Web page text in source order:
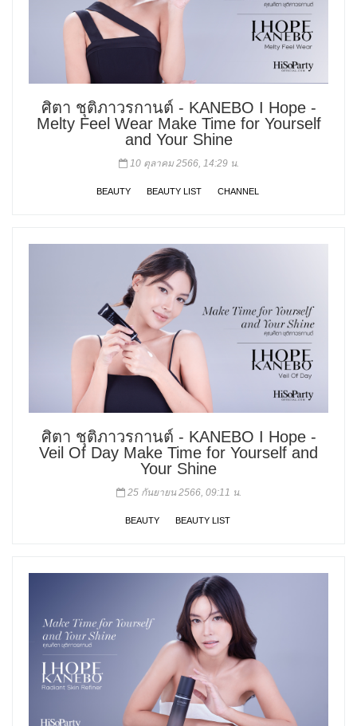
ศิตา ชุติภาวรกานต์ - KANEBO I Hope -
Melty Feel Wear Make Time for Yourself
and Your Shine
10 ตุลาคม 2566, 14:29 น.
BEAUTY BEAUTY LIST CHANNEL
ศิตา ชุติภาวรกานต์ - KANEBO I Hope -
Veil Of Day Make Time for Yourself and
Your Shine
25 กันยายน 2566, 09:11 น.
BEAUTY BEAUTY LIST